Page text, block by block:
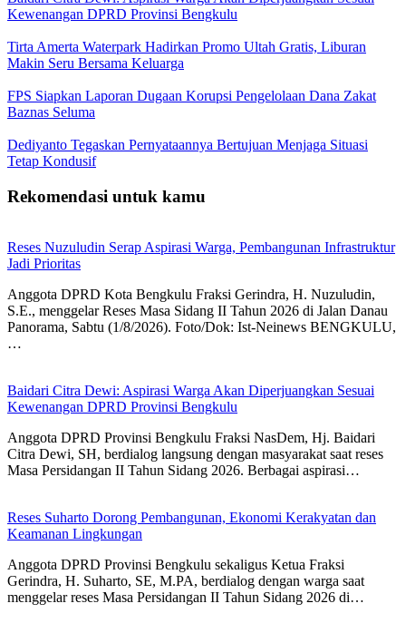
Kewenangan DPRD Provinsi Bengkulu
Tirta Amerta Waterpark Hadirkan Promo Ultah Gratis, Liburan
Makin Seru Bersama Keluarga
FPS Siapkan Laporan Dugaan Korupsi Pengelolaan Dana Zakat
Baznas Seluma
Dediyanto Tegaskan Pernyataannya Bertujuan Menjaga Situasi
Tetap Kondusif
Rekomendasi untuk kamu
Reses Nuzuludin Serap Aspirasi Warga, Pembangunan Infrastruktur
Jadi Prioritas
Anggota DPRD Kota Bengkulu Fraksi Gerindra, H. Nuzuludin,
S.E., menggelar Reses Masa Sidang II Tahun 2026 di Jalan Danau
Panorama, Sabtu (1/8/2026). Foto/Dok: Ist-Neinews BENGKULU,
…
Baidari Citra Dewi: Aspirasi Warga Akan Diperjuangkan Sesuai
Kewenangan DPRD Provinsi Bengkulu
Anggota DPRD Provinsi Bengkulu Fraksi NasDem, Hj. Baidari
Citra Dewi, SH, berdialog langsung dengan masyarakat saat reses
Masa Persidangan II Tahun Sidang 2026. Berbagai aspirasi…
Reses Suharto Dorong Pembangunan, Ekonomi Kerakyatan dan
Keamanan Lingkungan
Anggota DPRD Provinsi Bengkulu sekaligus Ketua Fraksi
Gerindra, H. Suharto, SE, M.PA, berdialog dengan warga saat
menggelar reses Masa Persidangan II Tahun Sidang 2026 di…